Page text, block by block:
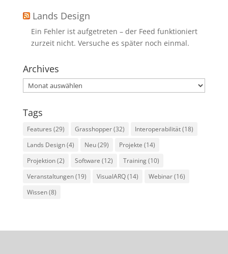
Lands Design
Ein Fehler ist aufgetreten – der Feed funktioniert
zurzeit nicht. Versuche es später noch einmal.
Archives
Archives
Tags
Features (29) Grasshopper(32) Interoperabilität(18)
Lands Design(4) Neu(29) Projekte (14)
Projektion(2) Software (12) Training(10)
Veranstaltungen(19) VisualARQ(14) Webinar(16)
Wissen(8)